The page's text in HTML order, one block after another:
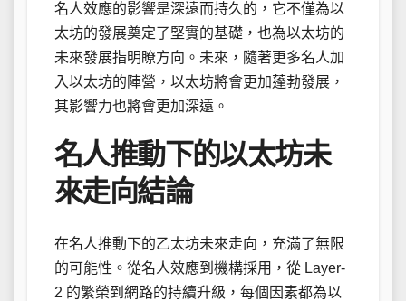
名人效應的影響是深遠而持久的，它不僅為以
太坊的發展奠定了堅實的基礎，也為以太坊的
未來發展指明瞭方向。未來，隨著更多名人加
入以太坊的陣營，以太坊將會更加蓬勃發展，
其影響力也將會更加深遠。
名人推動下的以太坊未
來走向結論
在名人推動下的乙太坊未來走向，充滿了無限
的可能性。從名人效應到機構採用，從 Layer-
2 的繁榮到網路的持續升級，每個因素都為以